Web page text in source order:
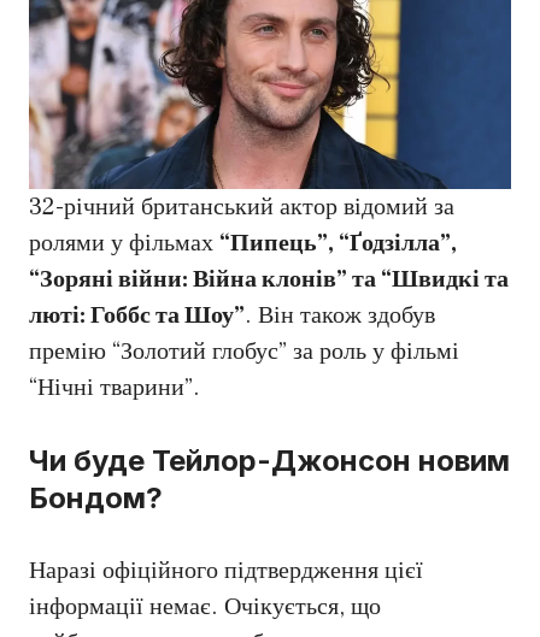
32-річний британський актор відомий за
ролями у фільмах “Пипець”, “Ґодзілла”,
“Зоряні війни: Війна клонів” та “Швидкі та
люті: Гоббс та Шоу”. Він також здобув
премію “Золотий глобус” за роль у фільмі
“Нічні тварини”.
Чи буде Тейлор-Джонсон новим
Бондом?
Наразі офіційного підтвердження цієї
інформації немає. Очікується, що